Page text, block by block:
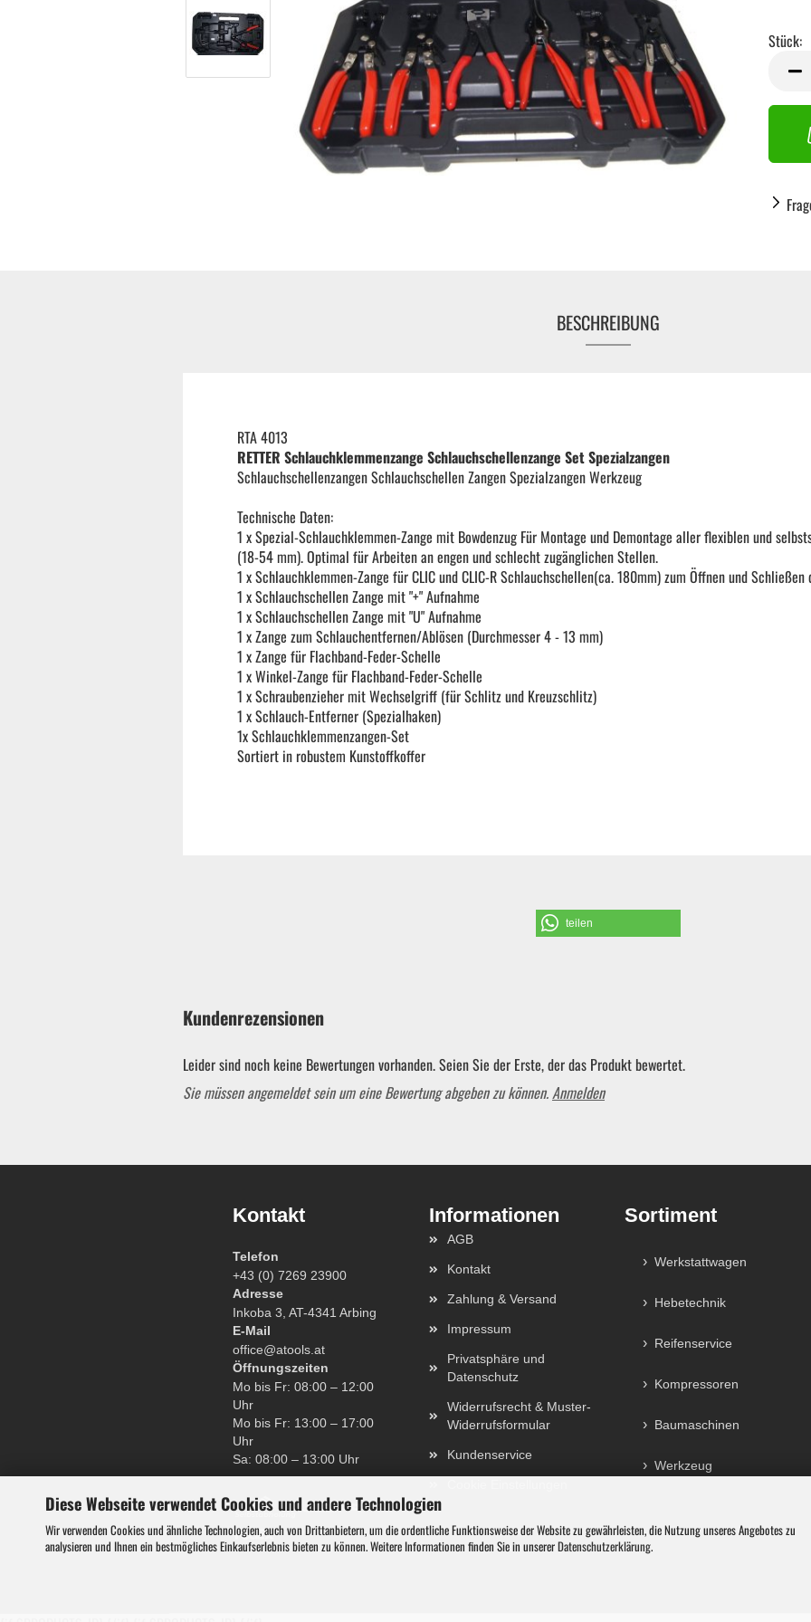
Diese Webseite verwendet Cookies und andere Technologien
Wir verwenden Cookies und ähnliche Technologien, auch von Drittanbietern, um die ordentliche Funktionsweise der Website zu gewährleisten, die Nutzung unseres Angebotes zu
analysieren und Ihnen ein bestmögliches Einkaufserlebnis bieten zu können. Weitere Informationen finden Sie in unsererDatenschutzerklärung.
Hoflader / Agrarfahrzeug
Gummiketten Minibagger
Verschleißteile | Ersatzteile
Reifenmontiermaschine
Wuchtmaschinen
Ersatzteile
Zubehör und Hilfswerkzeug
Autoreinigung | Autopflege
Drehmomentwerkzeug
Ratschen und Einsätze
Hebelwerkzeug | Splinttreiber
Heckenscheren
Kettensägen
Rasenmäher
ATV Miniquads
Stück:
Stück
BESCHREIBUNG
RTA 4013
RETTER Schlauchklemmenzange Schlauchschellenzange Set Spezialzangen
Schlauchschellenzangen Schlauchschellen Zangen Spezialzangen Werkzeug
Technische Daten:
1 x Spezial-Schlauchklemmen-Zange mit Bowdenzug Für Montage und Demontage aller flexiblen und
(18-54 mm). Optimal für Arbeiten an engen und schlecht zugänglichen Stellen.
1 x Schlauchklemmen-Zange für CLIC und CLIC-R Schlauchschellen(ca. 180mm) zum Öffnen und
1 x Schlauchschellen Zange mit "+" Aufnahme
1 x Schlauchschellen Zange mit "U" Aufnahme
1 x Zange zum Schlauchentfernen/Ablösen (Durchmesser 4 - 13 mm)
1 x Zange für Flachband-Feder-Schelle
1 x Winkel-Zange für Flachband-Feder-Schelle
1 x Schraubenzieher mit Wechselgriff (für Schlitz und Kreuzschlitz)
1 x Schlauch-Entferner (Spezialhaken)
1x Schlauchklemmenzangen-Set
Sortiert in robustem Kunstoffkoffer
teilen
Kundenrezensionen
Leider sind noch keine Bewertungen vorhanden. Seien Sie der Erste, der das Produkt bewertet.
Sie müssen angemeldet sein um eine Bewertung abgeben zu können.Anmelden
Kontakt
Telefon
+43 (0) 7269 23900
Adresse
Inkoba 3, AT-4341 Arbing
E-Mail
office@atools.at
Öffnungszeiten
Mo bis Fr: 08:00 – 12:00
Uhr
Mo bis Fr: 13:00 – 17:00
Uhr
Sa: 08:00 – 13:00 Uhr
AGB
Kontakt
Zahlung & Versand
Impressum
Privatsphäre und
Datenschutz
Widerrufsrecht & Muster-
Widerrufsformular
Kundenservice
Sortiment
Werkstattwagen
Hebetechnik
Reifenservice
Kompressoren
Baumaschinen
Werkzeug